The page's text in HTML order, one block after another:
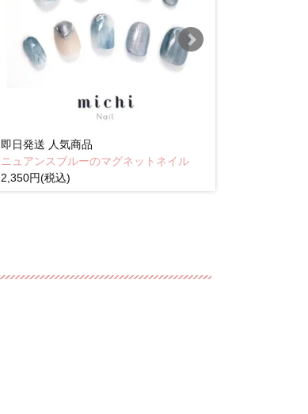
即日発送 人気商品
ニュアンスブルーのマグネットネイル
2,350円(税込)